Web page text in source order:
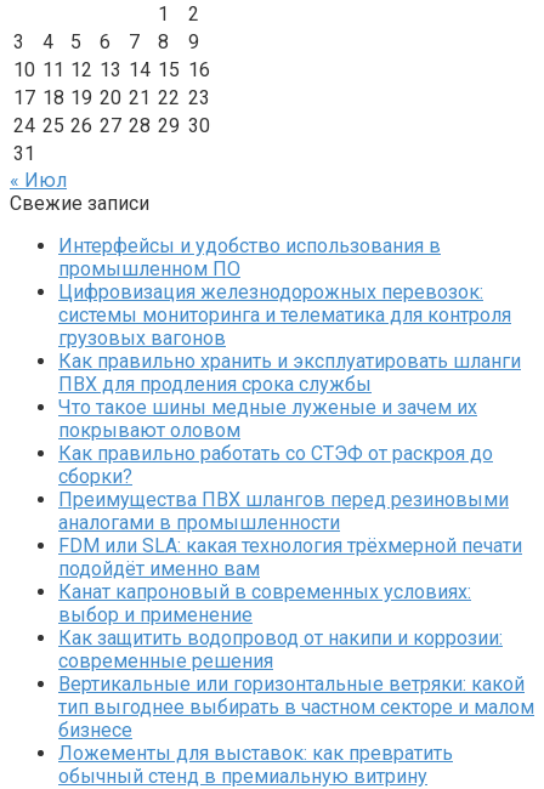
1
2
3
4 5 6 7 8
9
10 11 12 13 14 15 16
17 18 19 20 21 22 23
24 25 26 27 28 29 30
31
« Июл
Свежие записи
Интерфейсы и удобство использования в
промышленном ПО
Цифровизация железнодорожных перевозок:
системы мониторинга и телематика для контроля
грузовых вагонов
Как правильно хранить и эксплуатировать шланги
ПВХ для продления срока службы
Что такое шины медные луженые и зачем их
покрывают оловом
Как правильно работать со СТЭФ от раскроя до
сборки?
Преимущества ПВХ шлангов перед резиновыми
аналогами в промышленности
FDM или SLA: какая технология трёхмерной печати
подойдёт именно вам
Канат капроновый в современных условиях:
выбор и применение
Как защитить водопровод от накипи и коррозии:
современные решения
Вертикальные или горизонтальные ветряки: какой
тип выгоднее выбирать в частном секторе и малом
бизнесе
Ложементы для выставок: как превратить
обычный стенд в премиальную витрину